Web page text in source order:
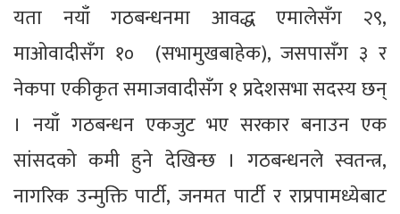
यता नयाँ गठबन्धनमा आवद्ध एमालेसँग २९,
माओवादीसँग १० (सभामुखबाहेक), जसपासँग ३ र
नेकपा एकीकृत समाजवादीसँग १ प्रदेशसभा सदस्य छन्
। नयाँ गठबन्धन एकजुट भए सरकार बनाउन एक
सांसदको कमी हुने देखिन्छ । गठबन्धनले स्वतन्त्र,
नागरिक उन्मुक्ति पार्टी, जनमत पार्टी र राप्रपामध्येबाट